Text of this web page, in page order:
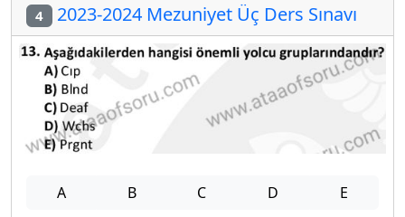
4 2023-2024 Mezuniyet Üç Ders Sınavı
A B C D E